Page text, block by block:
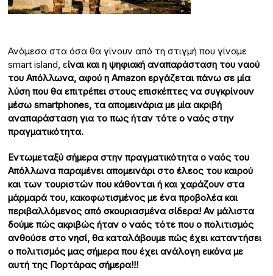
Ανάμεσα στα όσα θα γίνουν από τη στιγμή που γίναμε
smart island, είναι και η ψηφιακή αναπαράσταση του ναού
του Απόλλωνα, αφού ηAmazon εργάζεται πάνω σε μία
λύση που θα επιτρέπει στους επισκέπτες να συγκρίνουν
μέσω smartphones, τα απομεινάρια με μία ακριβή
αναπαράσταση για το πως ήταν τότε ο ναός στην
πραγματικότητα.
Εντωμεταξύ σήμερα στην πραγματικότητα ο ναός του
Απόλλωνα παραμένει απομεινάρι στο έλεος του καιρού
και των τουριστών που κάθονται ή και χαράζουν στα
μάρμαρά του, κακοφωτισμένος με ένα προβολέα και
περιβαλλόμενος από σκουριασμένα σίδερα! Αν μάλιστα
δούμε πώς ακριβώς ήταν ο ναός τότε που ο πολιτισμός
ανθούσε στο νησί, θα καταλάβουμε πώς έχει καταντήσει
ο πολιτισμός μας σήμερα που έχει ανάλογη εικόνα με
αυτή της Πορτάρας σήμερα!!!